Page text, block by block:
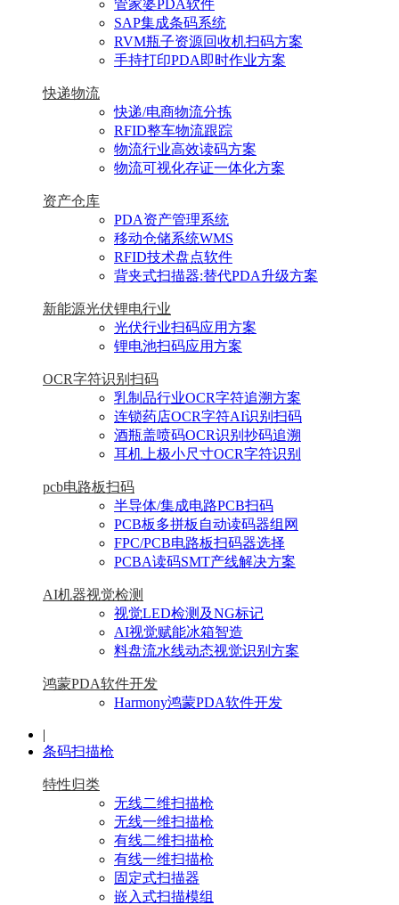
管家婆PDA软件
SAP集成条码系统
RVM瓶子资源回收机扫码方案
手持打印PDA即时作业方案
快递物流
快递/电商物流分拣
RFID整车物流跟踪
物流行业高效读码方案
物流可视化存证一体化方案
资产仓库
PDA资产管理系统
移动仓储系统WMS
RFID技术盘点软件
背夹式扫描器:替代PDA升级方案
新能源光伏锂电行业
光伏行业扫码应用方案
锂电池扫码应用方案
OCR字符识别扫码
乳制品行业OCR字符追溯方案
连锁药店OCR字符AI识别扫码
酒瓶盖喷码OCR识别抄码追溯
耳机上极小尺寸OCR字符识别
pcb电路板扫码
半导体/集成电路PCB扫码
PCB板多拼板自动读码器组网
FPC/PCB电路板扫码器选择
PCBA读码SMT产线解决方案
AI机器视觉检测
视觉LED检测及NG标记
AI视觉赋能冰箱智造
料盘流水线动态视觉识别方案
鸿蒙PDA软件开发
Harmony鸿蒙PDA软件开发
|
条码扫描枪
特性归类
无线二维扫描枪
无线一维扫描枪
有线二维扫描枪
有线一维扫描枪
固定式扫描器
嵌入式扫描模组